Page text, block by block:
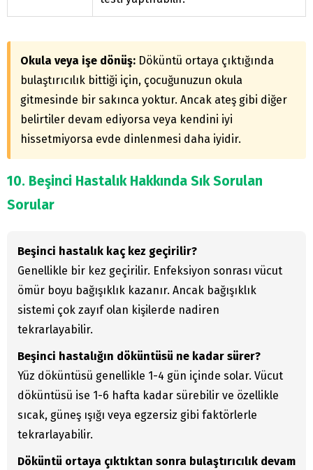
Okula veya işe dönüş: Döküntü ortaya çıktığında
bulaştırıcılık bittiği için, çocuğunuzun okula
gitmesinde bir sakınca yoktur. Ancak ateş gibi diğer
belirtiler devam ediyorsa veya kendini iyi
hissetmiyorsa evde dinlenmesi daha iyidir.
10. Beşinci Hastalık Hakkında Sık Sorulan
Sorular
Beşinci hastalık kaç kez geçirilir?
Genellikle bir kez geçirilir. Enfeksiyon sonrası vücut
ömür boyu bağışıklık kazanır. Ancak bağışıklık
sistemi çok zayıf olan kişilerde nadiren
tekrarlayabilir.
Beşinci hastalığın döküntüsü ne kadar sürer?
Yüz döküntüsü genellikle 1-4 gün içinde solar. Vücut
döküntüsü ise 1-6 hafta kadar sürebilir ve özellikle
sıcak, güneş ışığı veya egzersiz gibi faktörlerle
tekrarlayabilir.
Döküntü ortaya çıktıktan sonra bulaştırıcılık devam